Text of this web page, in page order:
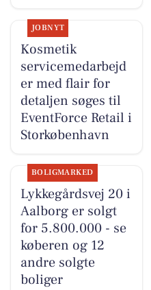
JOBNYT
Kosmetik
servicemedarbejd
er med flair for
detaljen søges til
EventForce Retail i
Storkøbenhavn
BOLIGMARKED
Lykkegårdsvej 20 i
Aalborg er solgt
for 5.800.000 - se
køberen og 12
andre solgte
boliger